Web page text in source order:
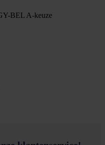
BEL A-keuze